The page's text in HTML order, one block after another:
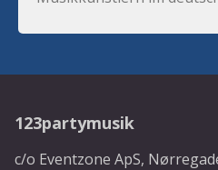
123partymusik
c/o Eventzone ApS,